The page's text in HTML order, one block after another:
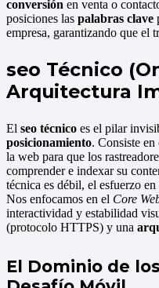
conversión en venta o
posiciones las palabras clave
empresa, garantizando que el
seo Técnico
Arquitectura
El seo técnico es el pilar
posicionamiento. Consiste
la web para que los
comprender e indexar su
técnica es débil, el esfuerzo
Nos enfocamos en el Core
interactividad y estabilidad
(protocolo HTTPS) y una
El Dominio de